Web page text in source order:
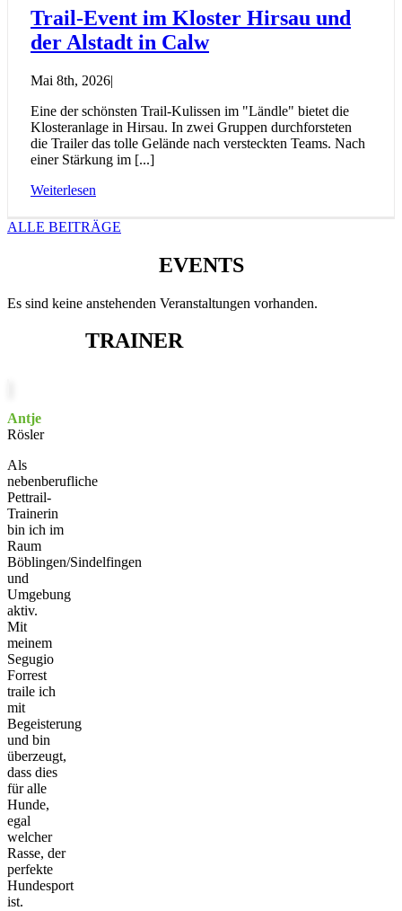
Trail-Event im Kloster Hirsau und
der Alstadt in Calw
Mai 8th, 2026|
Eine der schönsten Trail-Kulissen im "Ländle" bietet die
Klosteranlage in Hirsau. In zwei Gruppen durchforsteten
die Trailer das tolle Gelände nach versteckten Teams. Nach
einer Stärkung im [...]
Weiterlesen
ALLE BEITRÄGE
EVENTS
Es sind keine anstehenden Veranstaltungen vorhanden.
TRAINER
Antje
Rösler
Als
nebenberufliche
Pettrail-
Trainerin
bin ich im
Raum
Böblingen/Sindelfingen
und
Umgebung
aktiv.
Mit
meinem
Segugio
Forrest
traile ich
mit
Begeisterung
und bin
überzeugt,
dass dies
für alle
Hunde,
egal
welcher
Rasse, der
perfekte
Hundesport
ist.